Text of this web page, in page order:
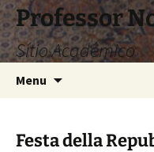
Pular
para
o
conteúdo
Professor
Sítio Acadêmico
Menu
Festa della